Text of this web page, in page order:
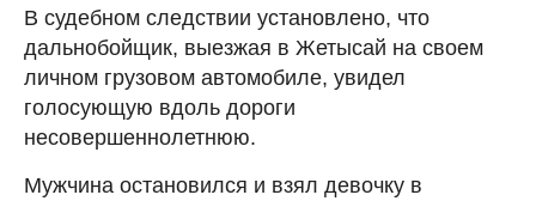
В судебном следствии установлено, что
дальнобойщик, выезжая в Жетысай на своем
личном грузовом автомобиле, увидел
голосующую вдоль дороги
несовершеннолетнюю.
Мужчина остановился и взял девочку в